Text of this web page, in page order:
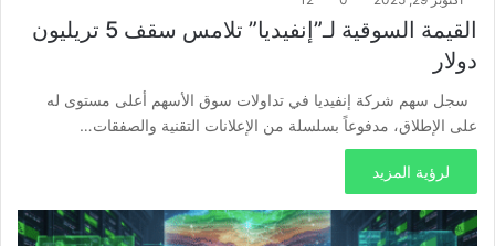
القيمة السوقية لـ”إنفيديا” تلامس سقف 5 تريليون
دولار
سجل سهم شركة إنفيديا في تداولات سوق الأسهم أعلى مستوى له
على الإطلاق، مدفوعاً بسلسلة من الإعلانات التقنية والصفقات…
لرؤية المزيد